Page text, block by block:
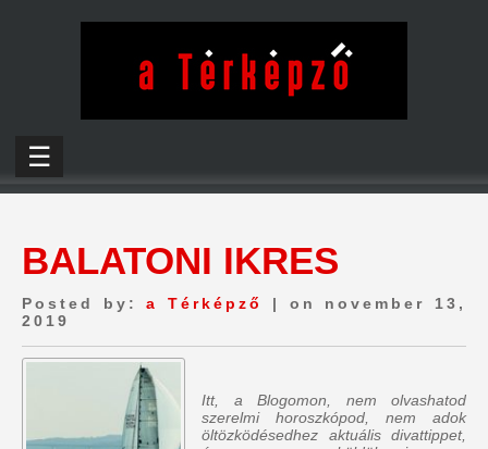
☰
BALATONI IKRES
Posted by:a Térképző
| on november 13,
2019
Itt, a Blogomon, nem olvashatod
szerelmi horoszkópod, nem adok
öltözködésedhez aktuális divattippet,